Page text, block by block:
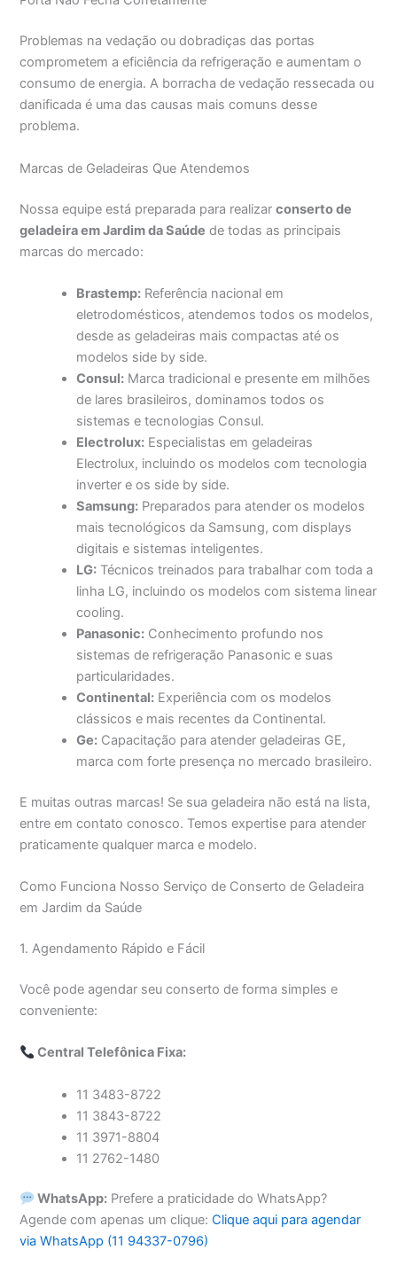
Problemas na vedação ou dobradiças das portas
comprometem a eficiência da refrigeração e aumentam o
consumo de energia. A borracha de vedação ressecada ou
danificada é uma das causas mais comuns desse
problema.
Marcas de Geladeiras Que Atendemos
Nossa equipe está preparada para realizarconserto de
geladeira em Jardim da Saúde de todas as principais
marcas do mercado:
Brastemp: Referência nacional em
eletrodomésticos, atendemos todos os modelos,
desde as geladeiras mais compactas até os
modelos side by side.
Consul: Marca tradicional e presente em milhões
de lares brasileiros, dominamos todos os
sistemas e tecnologias Consul.
Electrolux: Especialistas em geladeiras
Electrolux, incluindo os modelos com tecnologia
inverter e os side by side.
Samsung: Preparados para atender os modelos
mais tecnológicos da Samsung, com displays
digitais e sistemas inteligentes.
LG: Técnicos treinados para trabalhar com toda a
linha LG, incluindo os modelos com sistema linear
cooling.
Panasonic: Conhecimento profundo nos
sistemas de refrigeração Panasonic e suas
particularidades.
Continental: Experiência com os modelos
clássicos e mais recentes da Continental.
Ge: Capacitação para atender geladeiras GE,
marca com forte presença no mercado brasileiro.
E muitas outras marcas! Se sua geladeira não está na lista,
entre em contato conosco. Temos expertise para atender
praticamente qualquer marca e modelo.
Como Funciona Nosso Serviço de Conserto de Geladeira
em Jardim da Saúde
1. Agendamento Rápido e Fácil
Você pode agendar seu conserto de forma simples e
conveniente:
Central Telefônica Fixa:
11 3483-8722
11 3843-8722
11 3971-8804
11 2762-1480
WhatsApp: Prefere a praticidade do WhatsApp?
Agende com apenas um clique:Clique aqui para agendar
via WhatsApp (11 94337-0796)